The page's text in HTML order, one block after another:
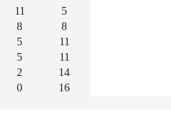
11
5
8
8
5
11
5
11
2
14
0
16